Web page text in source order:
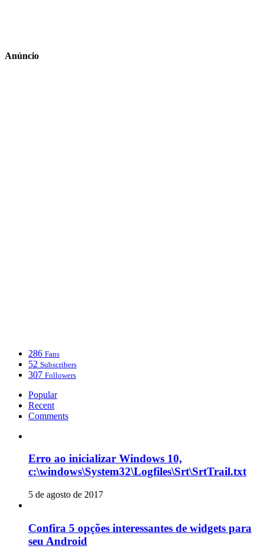
Anúncio
286 Fans
52 Subscribers
307 Followers
Popular
Recent
Comments
Erro ao inicializar Windows 10,
c:\windows\System32\Logfiles\Srt\SrtTrail.txt
5 de agosto de 2017
Confira 5 opções interessantes de widgets para
seu Android